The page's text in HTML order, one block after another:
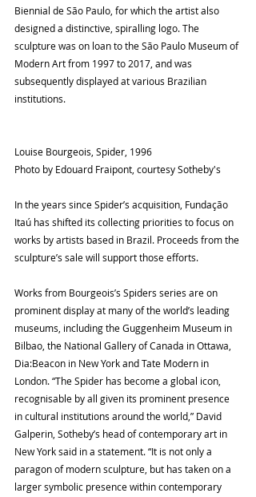
Biennial de São Paulo, for which the artist also
designed a distinctive, spiralling logo. The
sculpture was on loan to the São Paulo Museum of
Modern Art from 1997 to 2017, and was
subsequently displayed at various Brazilian
institutions.
Louise Bourgeois, Spider, 1996
Photo by Edouard Fraipont, courtesy Sotheby's
In the years since Spider’s acquisition, Fundação
Itaú has shifted its collecting priorities to focus on
works by artists based in Brazil. Proceeds from the
sculpture’s sale will support those efforts.
Works from Bourgeois’s Spiders series are on
prominent display at many of the world’s leading
museums, including the Guggenheim Museum in
Bilbao, the National Gallery of Canada in Ottawa,
Dia:Beacon in New York and Tate Modern in
London. “The Spider has become a global icon,
recognisable by all given its prominent presence
in cultural institutions around the world,” David
Galperin, Sotheby’s head of contemporary art in
New York said in a statement. “It is not only a
paragon of modern sculpture, but has taken on a
larger symbolic presence within contemporary